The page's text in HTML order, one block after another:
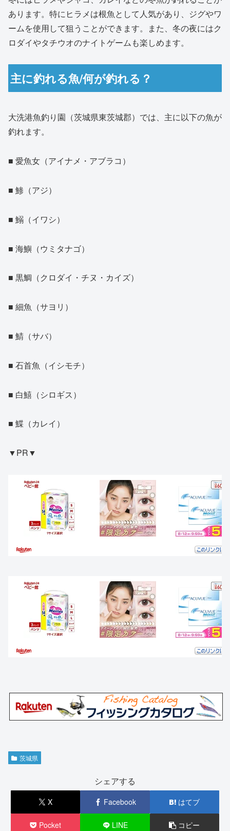
あります。特にヒラメは根魚として人気があり、ジグやワ
ームを使用して狙うことができます。また、冬の夜にはク
ロダイやタチウオのナイトゲームも楽しめます。
主に釣れる魚/何が釣れる？
大洗港魚釣り園（茨城県東茨城郡）では、主に以下の魚が
釣れます。
■ 愛魚女（アイナメ・アブラコ）
■ 鯵（アジ）
■ 鰯（イワシ）
■ 海鱮（ウミタナゴ）
■ 黒鯛（クロダイ・チヌ・カイズ）
■ 細魚（サヨリ）
■ 鯖（サバ）
■ 石首魚（イシモチ）
■ 白鱚（シロギス）
■ 鰈（カレイ）
▼PR▼
茨城県
シェアする
X Facebook はてブ
Pocket LINE コピー